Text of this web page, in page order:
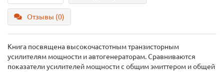
Отзывы (0)
Книга посвящена высокочастотным транзисторным
усилителям мощности и автогенераторам. Сравниваются
показатели усилителей мощности с общим эмиттером и общей